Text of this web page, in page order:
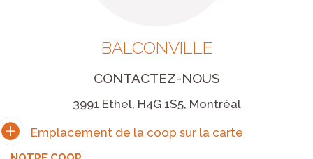
BALCONVILLE
CONTACTEZ-NOUS
3991 Ethel, H4G 1S5, Montréal